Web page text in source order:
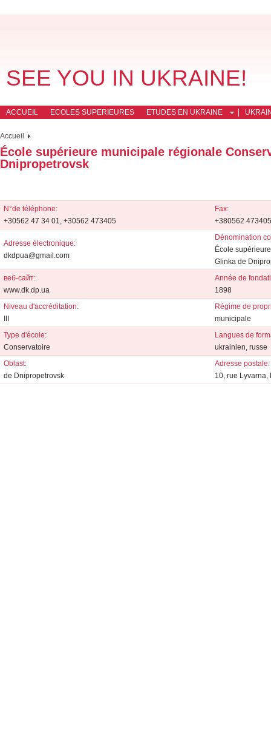
SEE YOU IN UKRAINE!
ACCUEIL ECOLES SUPERIEURES ETUDES EN UKRAINE
Accueil
École supérieure municipale régionale
Dnipropetrovsk
N°de téléphone:
+30562 47 34 01, +30562 473405
Fax:
+380562 473405
Adresse électronique:
dkdpua@gmail.com
Dénomination
École
Glinka de
веб-сайт:
www.dk.dp.ua
Année de
1898
Niveau d'accréditation:
Régime de
municipale
Type d'école:
Conservatoire
Langues de
ukrainien, russe
Oblast:
de Dnipropetrovsk
Adresse postale:
10, rue